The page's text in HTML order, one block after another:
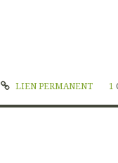
LIEN PERMANENT 1